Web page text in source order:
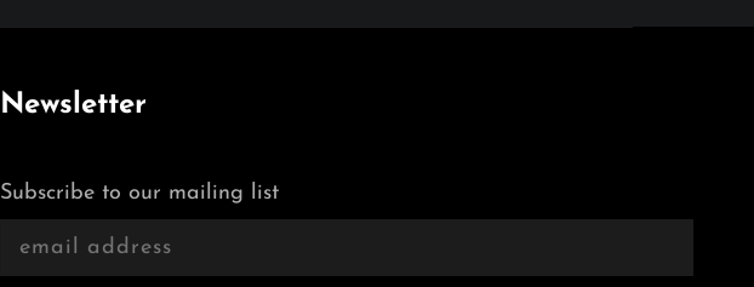
Newsletter
Subscribe to our mailing list